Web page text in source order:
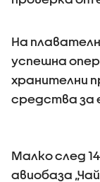
На
успешна
хранителни
средства за
Малко след
авиобаза